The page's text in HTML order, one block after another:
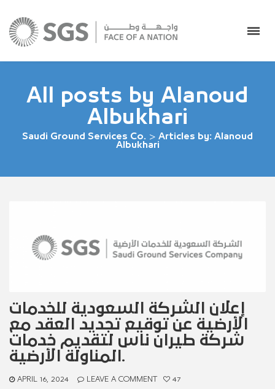
All posts by Alanoud
Albukhari
Saudi Ground Services Co. > Articles by: Alanoud
Albukhari
إعلان الشركة السعودية للخدمات
الأرضية عن توقيع تجديد العقد مع
شركة طيران ناس لتقديم خدمات
المناولة الأرضية.
APRIL 16, 2024 LEAVE A COMMENT 47